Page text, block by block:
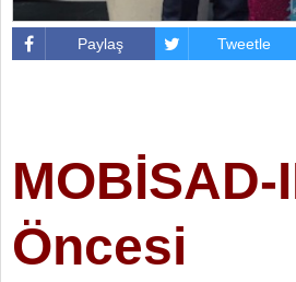
Paylaş Tweetle
MOBİSAD-
Öncesi